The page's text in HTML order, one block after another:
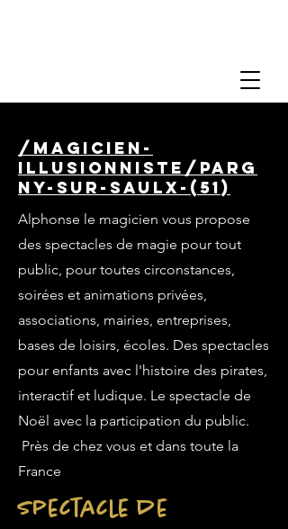
/magicien-
illusionniste/parg
ny-sur-saulx-(51)
Alphonse le magicien vous propose
des spectacles de magie pour tout
public, pour toutes circonstances,
soirées et animations privées,
associations, mairies, entreprises,
bases de loisirs, écoles. Des spectacles
pour enfants avec l'histoire des pirates,
interactif et ludique. Le spectacle de
Noël avec la participation du public.
Près de chez vous et dans toute la
France
Spectacle de